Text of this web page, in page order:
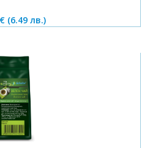
(6.49 лв.)